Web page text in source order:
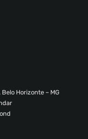
Horizonte – MG